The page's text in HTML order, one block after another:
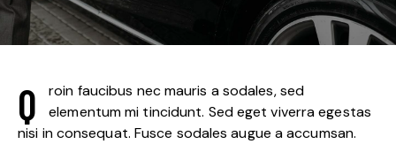
Q
roin faucibus nec mauris a sodales, sed
elementum mi tincidunt. Sed eget viverra egestas
nisi in consequat. Fusce sodales augue a accumsan.